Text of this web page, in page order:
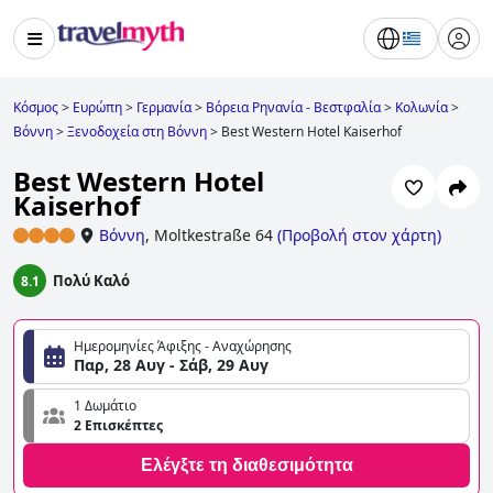
Κόσμος> Ευρώπη> Γερμανία> Βόρεια Ρηνανία - Βεστφαλία> Κολωνία>
Βόννη>Ξενοδοχεία στη Βόννη> Best Western Hotel Kaiserhof
Best Western Hotel
Kaiserhof
Βόννη, Moltkestraße 64 (Προβολή στον χάρτη)
8.1 Πολύ Καλό
Ημερομηνίες Άφιξης - Αναχώρησης
Παρ, 28 Αυγ - Σάβ, 29 Αυγ
1 Δωμάτιο
2 Επισκέπτες
Ελέγξτε τη διαθεσιμότητα